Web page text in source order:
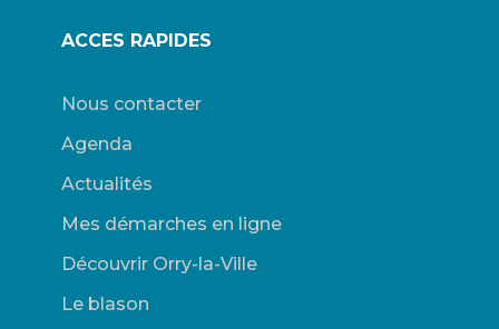
ACCES RAPIDES
Nous contacter
Agenda
Actualités
Mes démarches en ligne
Découvrir Orry-la-Ville
Le blason